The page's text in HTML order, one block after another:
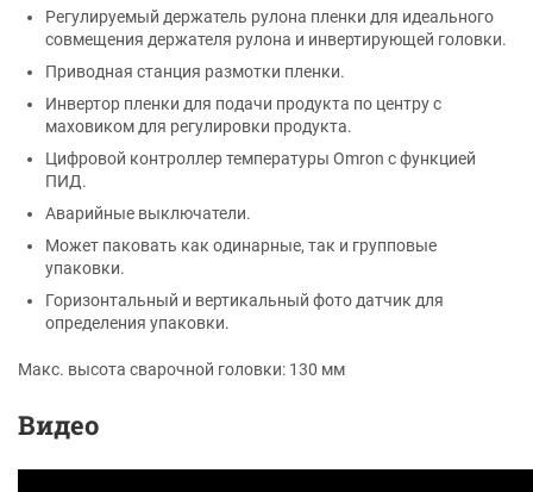
Регулируемый держатель рулона пленки для идеального
совмещения держателя рулона и инвертирующей головки.
Приводная станция размотки пленки.
Инвертор пленки для подачи продукта по центру с
маховиком для регулировки продукта.
Цифровой контроллер температуры Omron с функцией
ПИД.
Аварийные выключатели.
Может паковать как одинарные, так и групповые
упаковки.
Горизонтальный и вертикальный фото датчик для
определения упаковки.
Макс. высота сварочной головки: 130 мм
Видео